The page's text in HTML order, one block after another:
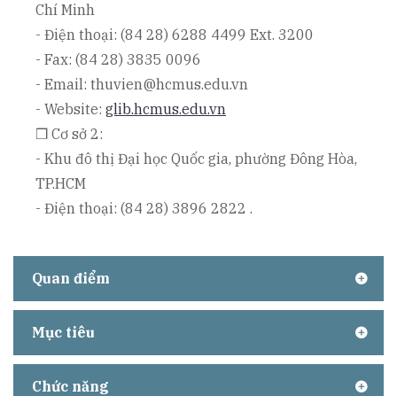
Chí Minh
- Điện thoại: (84 28) 6288 4499 Ext. 3200
- Fax: (84 28) 3835 0096
- Email: thuvien@hcmus.edu.vn
- Website: glib.hcmus.edu.vn
❒ Cơ sở 2:
- Khu đô thị Đại học Quốc gia, phường Đông Hòa,
TP.HCM
- Điện thoại: (84 28) 3896 2822 .
Quan điểm
Mục tiêu
Chức năng